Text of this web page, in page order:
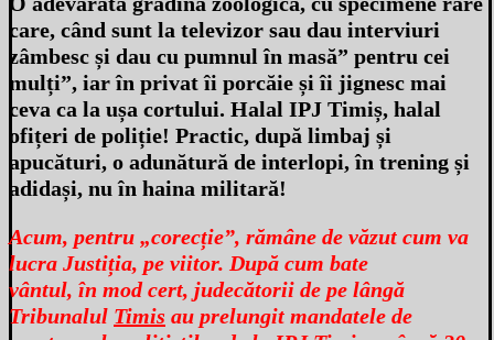
care, când sunt la televizor sau dau interviuri
zâmbesc și dau cu pumnul în masă” pentru cei
mulți”, iar în privat îi porcăie și îi jignesc mai
ceva ca la ușa cortului. Halal IPJ Timiș, halal
ofițeri de poliție! Practic, după limbaj și
apucături, o adunătură de interlopi, în trening și
adidași, nu în haina militară!
Acum, pentru „corecție”, rămâne de văzut cum va
lucra Justiția, pe viitor. După cum bate
vântul, în mod cert, judecătorii de pe lângă
Tribunalul Timis au prelungit mandatele de